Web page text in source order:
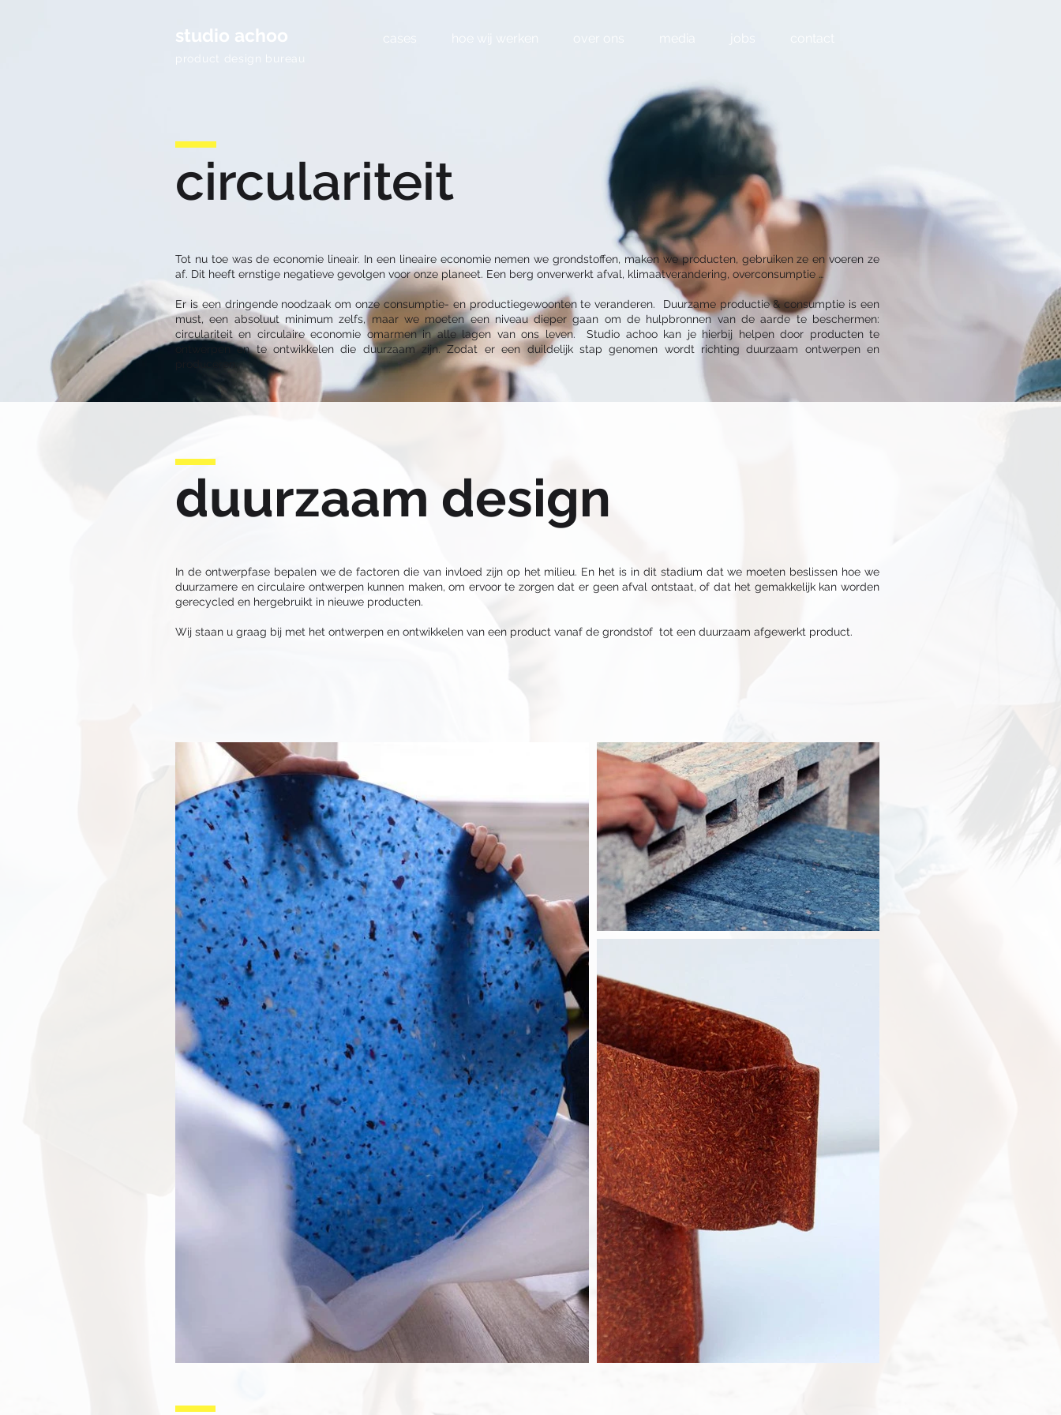
studio achoo
product design bureau
cases hoe wij werken over ons media jobs
circulariteit
Tot nu toe was de economie lineair. In een lineaire economie nemen we grondstoffen, maken we producten, gebruiken ze en voeren ze
af. Dit heeft ernstige negatieve gevolgen voor onze planeet. Een berg onverwerkt afval, klimaatverandering, overconsumptie …
Er is een dringende noodzaak om onze consumptie- en productiegewoonten te veranderen. Duurzame productie & consumptie is een
must, een absoluut minimum zelfs, maar we moeten een niveau dieper gaan om de hulpbronnen van de aarde te beschermen:
circulariteit en circulaire economie omarmen in alle lagen van ons leven. Studio achoo kan je hierbij helpen door producten te
ontwerpen en te ontwikkelen die duurzaam zijn. Zodat er een duildelijk stap genomen wordt richting duurzaam ontwerpen en
duurzaam design
In de ontwerpfase bepalen we de factoren die van invloed zijn op het milieu. En het is in dit stadium dat we moeten beslissen hoe we
duurzamere en circulaire ontwerpen kunnen maken, om ervoor te zorgen dat er geen afval ontstaat, of dat het gemakkelijk kan worden
gerecycled en hergebruikt in nieuwe producten.
​Wij staan u graag bij met het ontwerpen en ontwikkelen van een product vanaf de grondstof tot een duurzaam afgewerkt product.